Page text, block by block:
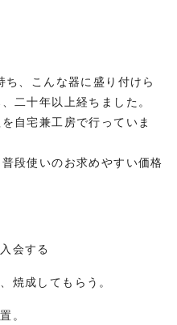
二十年以上経ちました。
自宅兼工房で行っていま
段使いのお求めやすい価格
会する
焼成してもらう。
。